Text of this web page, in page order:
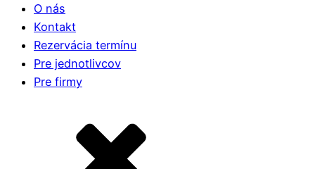
O nás
Kontakt
Rezervácia termínu
Pre jednotlivcov
Pre firmy